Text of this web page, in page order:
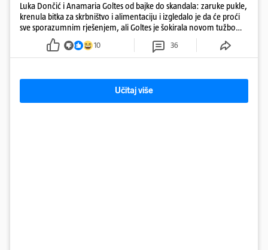
Luka Dončić i Anamaria Goltes od bajke do skandala: zaruke pukle,
krenula bitka za skrbništvo i alimentaciju i izgledalo je da će proći
sve sporazumnim rješenjem, ali Goltes je šokirala novom tužbom
u Sloveniji
10 36
Učitaj više